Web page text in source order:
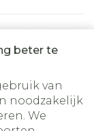
beter te
van
noodzakelijk
We